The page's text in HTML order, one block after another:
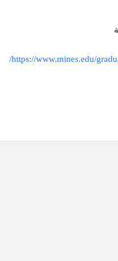
https://www.mines.edu/